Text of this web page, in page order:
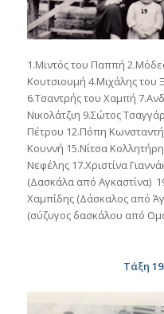
1.Μιντός του Παππή
Κουτσιουμή 4.Μιχάλης του
6.Τσαντρής του Χαμπή
Νικολάτζιη 9.Σώτος
Πέτρου 12.Πόπη
Κουννή 15.Νίτσα
Νεφέλης 17.Χριστίνα
(Δασκάλα από Αγκαστίνα)
Χαμπίδης (Δάσκαλος από
(σύζυγος δασκάλου από
Τάξη